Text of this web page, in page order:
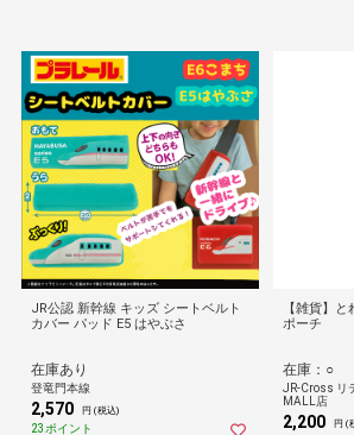
JR公認 新幹線 キッズ シートベルト
カバー パッド E5 はやぶさ
在庫あり
登竜門本線
2,570 円 (税込)
23ポイント
【雑貨】
ポーチ
在庫：○
JR-Cross リ
MALL店
2,200 円 (